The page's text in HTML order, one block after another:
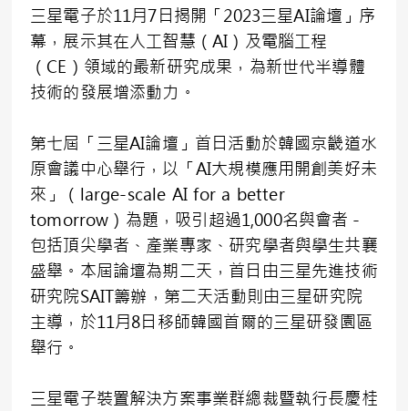
三星電子於11月7日揭開「2023三星AI論壇」序
幕，展示其在人工智慧（AI）及電腦工程
（CE）領域的最新研究成果，為新世代半導體
技術的發展增添動力。
第七屆「三星AI論壇」首日活動於韓國京畿道水
原會議中心舉行，以「AI大規模應用開創美好未
來」（large-scale AI for a better
tomorrow）為題，吸引超過1,000名與會者－
包括頂尖學者、產業專家、研究學者與學生共襄
盛舉。本屆論壇為期二天，首日由三星先進技術
研究院SAIT籌辦，第二天活動則由三星研究院
主導，於11月8日移師韓國首爾的三星研發園區
舉行。
三星電子裝置解決方案事業群總裁暨執行長慶桂